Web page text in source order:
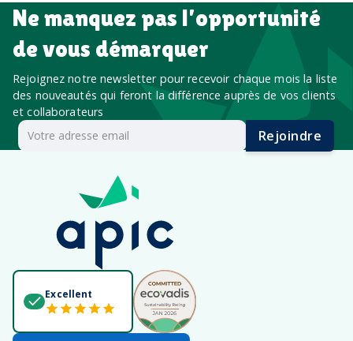
Ne manquez pas l’opportunité
de vous démarquer
Rejoignez notre newsletter pour recevoir chaque mois la liste
des nouveautés qui feront la différence auprès de vos clients
et collaborateurs
Rejoindre
Excellent